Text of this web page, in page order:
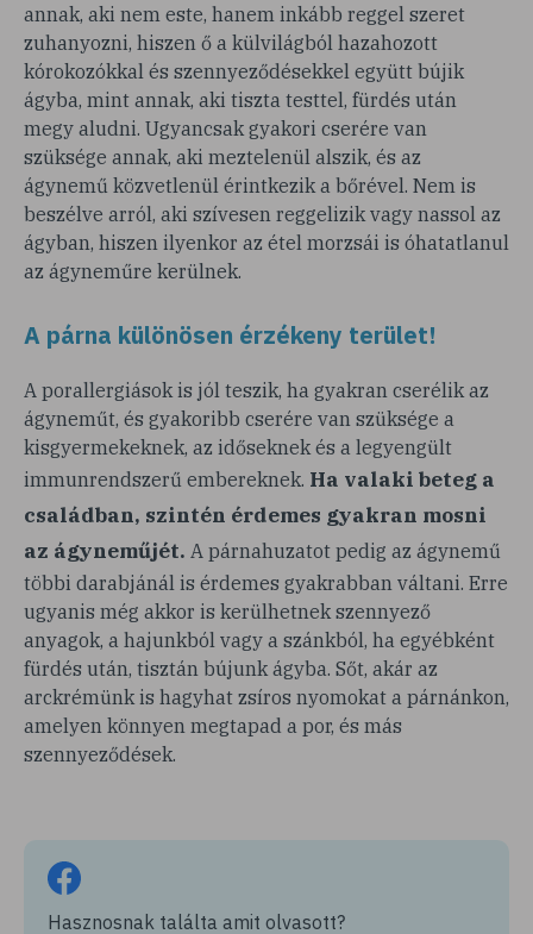
annak, aki nem este, hanem inkább reggel szeret
zuhanyozni, hiszen ő a külvilágból hazahozott
kórokozókkal és szennyeződésekkel együtt bújik
ágyba, mint annak, aki tiszta testtel, fürdés után
megy aludni. Ugyancsak gyakori cserére van
szüksége annak, aki meztelenül alszik, és az
ágynemű közvetlenül érintkezik a bőrével. Nem is
beszélve arról, aki szívesen reggelizik vagy nassol az
ágyban, hiszen ilyenkor az étel morzsái is óhatatlanul
az ágyneműre kerülnek.
A párna különösen érzékeny terület!
A porallergiások is jól teszik, ha gyakran cserélik az
ágyneműt, és gyakoribb cserére van szüksége a
kisgyermekeknek, az időseknek és a legyengült
immunrendszerű embereknek. Ha valaki beteg a
családban, szintén érdemes gyakran mosni
az ágyneműjét. A párnahuzatot pedig az ágynemű
többi darabjánál is érdemes gyakrabban váltani. Erre
ugyanis még akkor is kerülhetnek szennyező
anyagok, a hajunkból vagy a szánkból, ha egyébként
fürdés után, tisztán bújunk ágyba. Sőt, akár az
arckrémünk is hagyhat zsíros nyomokat a párnánkon,
amelyen könnyen megtapad a por, és más
szennyeződések.
Hasznosnak találta amit olvasott?